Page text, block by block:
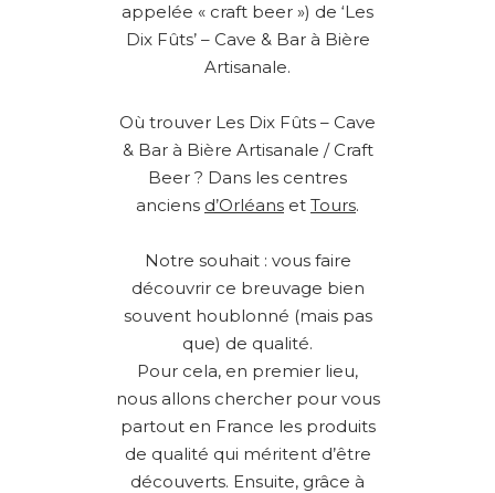
appelée « craft beer ») de ‘Les
Dix Fûts’ – Cave & Bar à Bière
Artisanale.
Où trouver Les Dix Fûts – Cave
& Bar à Bière Artisanale / Craft
Beer ? Dans les centres
anciens d’Orléans et Tours.
Notre souhait : vous faire
découvrir ce breuvage bien
souvent houblonné (mais pas
que) de qualité.
Pour cela, en premier lieu,
nous allons chercher pour vous
partout en France les produits
de qualité qui méritent d’être
découverts. Ensuite, grâce à